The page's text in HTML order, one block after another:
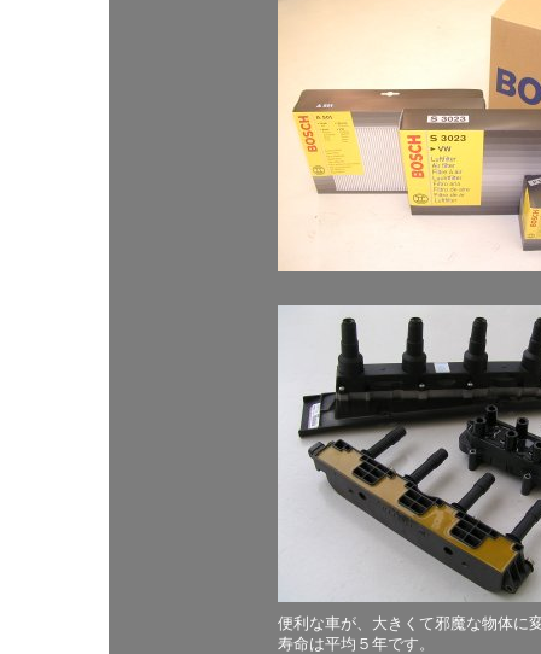
便利な車が、大きくて邪魔な物体に
寿命は平均５年です。